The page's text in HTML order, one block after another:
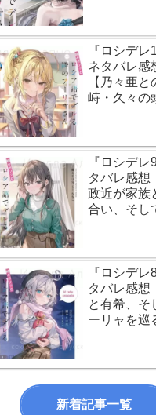
『ロシデレ
ネタバレ感
【乃々亜と
峙・久々の
『ロシデレ
タバレ感想
政近が家族
合い、そし
『ロシデレ
タバレ感想
と有希、そ
ーリャを巡
新着記事一覧